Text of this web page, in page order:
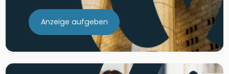
Anzeige aufgeben